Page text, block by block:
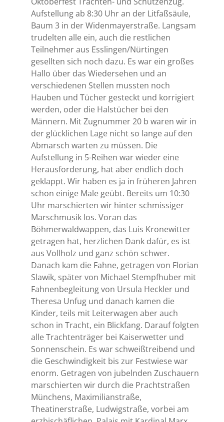
Aufstellung ab 8:30 Uhr an der Litfaßsäule,
Baum 3 in der Widenmayerstraße. Langsam
trudelten alle ein, auch die restlichen
Teilnehmer aus Esslingen/Nürtingen
gesellten sich noch dazu. Es war ein großes
Hallo über das Wiedersehen und an
verschiedenen Stellen mussten noch
Hauben und Tücher gesteckt und korrigiert
werden, oder die Halstücher bei den
Männern. Mit Zugnummer 20 b waren wir in
der glücklichen Lage nicht so lange auf den
Abmarsch warten zu müssen. Die
Aufstellung in 5-Reihen war wieder eine
Herausforderung, hat aber endlich doch
geklappt. Wir haben es ja in früheren Jahren
schon einige Male geübt. Bereits um 10:30
Uhr marschierten wir hinter schmissiger
Marschmusik los. Voran das
Böhmerwaldwappen, das Luis Kronewitter
getragen hat, herzlichen Dank dafür, es ist
aus Vollholz und ganz schön schwer.
Danach kam die Fahne, getragen von Florian
Slawik, später von Michael Stempfhuber mit
Fahnenbegleitung von Ursula Heckler und
Theresa Unfug und danach kamen die
Kinder, teils mit Leiterwagen aber auch
schon in Tracht, ein Blickfang. Darauf folgten
alle Trachtenträger bei Kaiserwetter und
Sonnenschein. Es war schweißtreibend und
die Geschwindigkeit bis zur Festwiese war
enorm. Getragen von jubelnden Zuschauern
marschierten wir durch die Prachtstraßen
Münchens, Maximilianstraße,
Theatinerstraße, Ludwigstraße, vorbei am